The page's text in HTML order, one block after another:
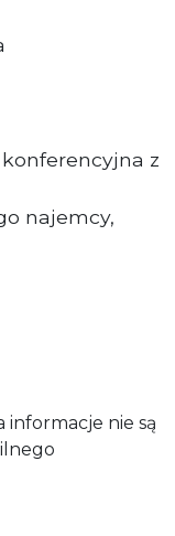
z
najemcy,
informacje nie są